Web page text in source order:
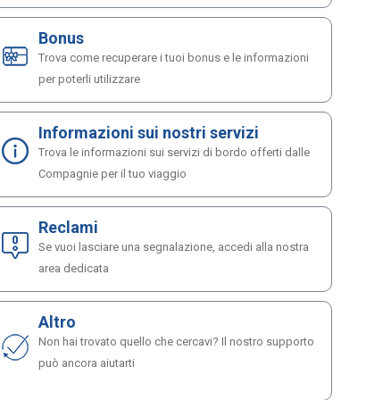
Bonus
Trova come recuperare i tuoi bonus e le informazioni
per poterli utilizzare
Informazioni sui nostri servizi
Trova le informazioni sui servizi di bordo offerti dalle
Compagnie per il tuo viaggio
Reclami
Se vuoi lasciare una segnalazione, accedi alla nostra
area dedicata
Altro
Non hai trovato quello che cercavi? Il nostro supporto
può ancora aiutarti